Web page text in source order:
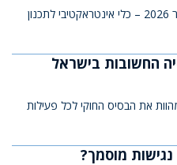
מחשבון עלות בנייה למ"ר 2026 – כלי אינטראקטיבי לתכנון
החשובות בישראל
את הבסיס החוקי לכל פעילות
מוסמך?